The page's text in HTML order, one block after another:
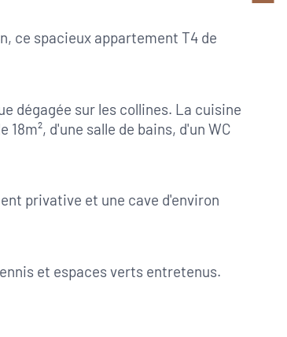
ce spacieux appartement T4 de
dégagée sur les collines. La cuisine
d'une salle de bains, d'un WC
privative et une cave d'environ
et espaces verts entretenus.